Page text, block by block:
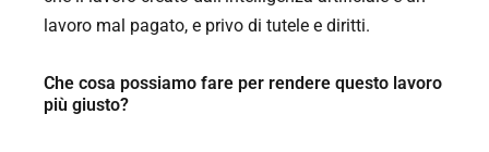
lavoro mal pagato, e privo di tutele e diritti.
Che cosa possiamo fare per rendere questo lavoro
più giusto?